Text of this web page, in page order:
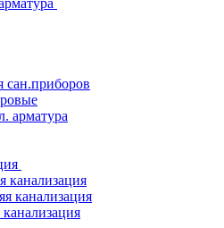
сан.приборов
арматура
канализация
канализация